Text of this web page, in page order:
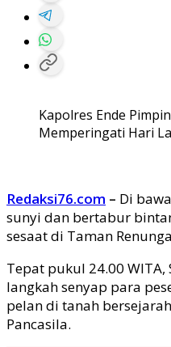
Kapolres Ende
Memperingati Hari
Redaksi76.com – Di
sunyi dan bertabur
sesaat di Taman
Tepat pukul 24.00
langkah senyap para
pelan di tanah
Pancasila.